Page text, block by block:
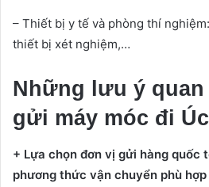
– Thiết bị y tế và phòng thí
thiết bị xét nghiệm,…
Những lưu ý
gửi máy móc đi Úc
+ Lựa chọn đơn vị gửi hàng quốc
phương thức vận chuyển phù hợp